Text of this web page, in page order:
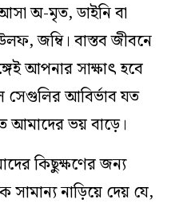
অ-মৃত, ডাইনি বা
জম্বি। বাস্তব জীবনে
আপনার সাক্ষাৎ হবে
সেগুলির আবির্ভাব যত
আমাদের ভয় বাড়ে।
কিছুক্ষণের জন্য
সামান্য নাড়িয়ে দেয় যে,